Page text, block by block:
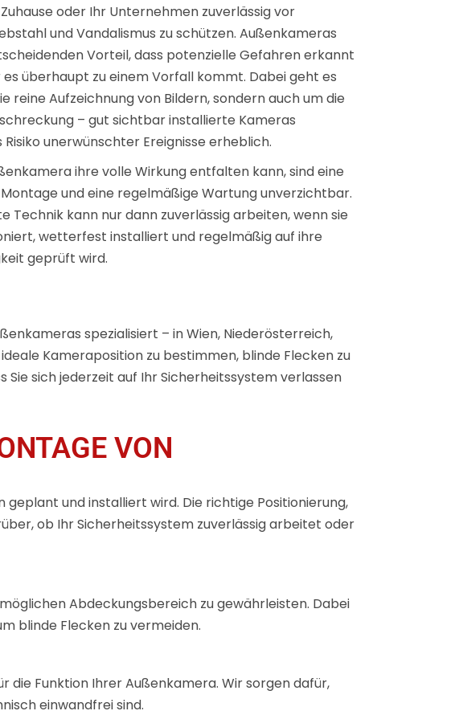
oder Ihr Unternehmen zuverlässig vor
und Vandalismus zu schützen. Außenkameras
Vorteil, dass potenzielle Gefahren erkannt
überhaupt zu einem Vorfall kommt. Dabei geht es
reine Aufzeichnung von Bildern, sondern auch um die
– gut sichtbar installierte Kameras
Risiko unerwünschter Ereignisse erheblich.
ihre volle Wirkung entfalten kann, sind eine
und eine regelmäßige Wartung unverzichtbar.
Technik kann nur dann zuverlässig arbeiten, wenn sie
wetterfest installiert und regelmäßig auf ihre
geprüft wird.
spezialisiert – in Wien, Niederösterreich,
Kameraposition zu bestimmen, blinde Flecken zu
Sie sich jederzeit auf Ihr Sicherheitssystem verlassen
VON
und installiert wird. Die richtige Positionierung,
ob Ihr Sicherheitssystem zuverlässig arbeitet oder
Abdeckungsbereich zu gewährleisten. Dabei
blinde Flecken zu vermeiden.
Funktion Ihrer Außenkamera. Wir sorgen dafür,
einwandfrei sind.